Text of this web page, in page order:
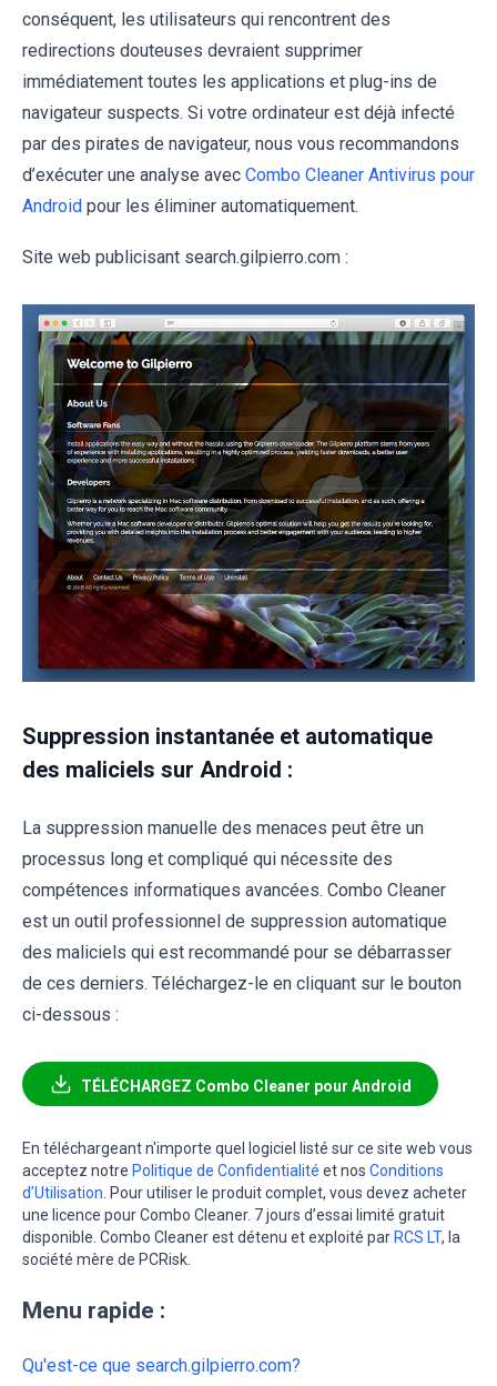
conséquent, les utilisateurs qui rencontrent des
redirections douteuses devraient supprimer
immédiatement toutes les applications et plug-ins de
navigateur suspects. Si votre ordinateur est déjà infecté
par des pirates de navigateur, nous vous recommandons
d’exécuter une analyse avec Combo Cleaner Antivirus pour
Android pour les éliminer automatiquement.
Site web publicisant search.gilpierro.com :
Suppression instantanée et automatique
des maliciels sur Android :
La suppression manuelle des menaces peut être un
processus long et compliqué qui nécessite des
compétences informatiques avancées. Combo Cleaner
est un outil professionnel de suppression automatique
des maliciels qui est recommandé pour se débarrasser
de ces derniers. Téléchargez-le en cliquant sur le bouton
ci-dessous :
TÉLÉCHARGEZ Combo Cleaner pour Android
En téléchargeant n'importe quel logiciel listé sur ce site web vous
acceptez notre Politique de Confidentialité et nos Conditions
d’Utilisation . Pour utiliser le produit complet, vous devez acheter
une licence pour Combo Cleaner. 7 jours d’essai limité gratuit
disponible. Combo Cleaner est détenu et exploité par RCS LT, la
société mère de PCRisk.
Menu rapide :
Qu'est-ce que search.gilpierro.com?